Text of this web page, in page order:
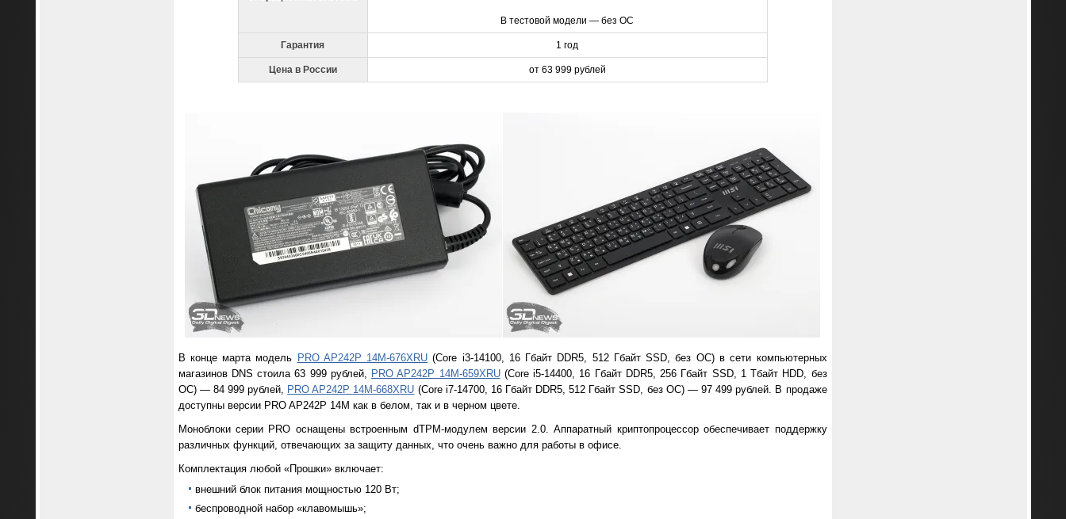
В тестовой модели — без ОС
Гарантия 1 год
Цена в России от 63 999 рублей
В конце марта модель PRO AP242P 14M-676XRU (Core i3-14100, 16 Гбайт DDR5, 512 Гбайт SSD, без ОС) в сети компьютерных
магазинов DNS стоила 63 999 рублей, PRO AP242P 14M-659XRU(Core i5-14400, 16 Гбайт DDR5, 256 Гбайт SSD, 1 Тбайт HDD, без
ОС) — 84 999 рублей, PRO AP242P 14M-668XRU (Core i7-14700, 16 Гбайт DDR5, 512 Гбайт SSD, без ОС) — 97 499 рублей. В продаже
доступны версии PRO AP242P 14M как в белом, так и в черном цвете.
Моноблоки серии PRO оснащены встроенным dTPM-модулем версии 2.0. Аппаратный криптопроцессор обеспечивает поддержку
различных функций, отвечающих за защиту данных, что очень важно для работы в офисе.
Комплектация любой «Прошки» включает:
внешний блок питания мощностью 120 Вт;
беспроводной набор «клавомышь»;